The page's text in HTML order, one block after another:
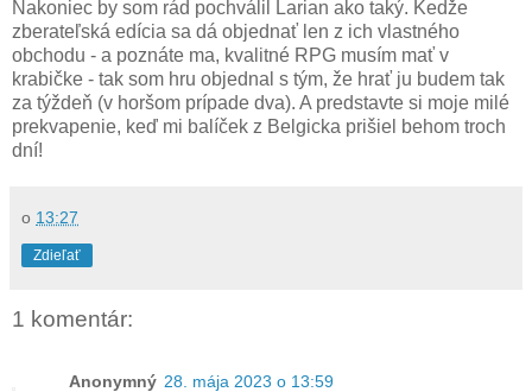
Nakoniec by som rád pochválil Larian ako taký. Kedže
zberateľská edícia sa dá objednať len z ich vlastného
obchodu - a poznáte ma, kvalitné RPG musím mať v
krabičke - tak som hru objednal s tým, že hrať ju budem tak
za týždeň (v horšom prípade dva). A predstavte si moje milé
prekvapenie, keď mi balíček z Belgicka prišiel behom troch
dní!
o 13:27
Zdieľať
1 komentár:
Anonymný 28. mája 2023 o 13:59